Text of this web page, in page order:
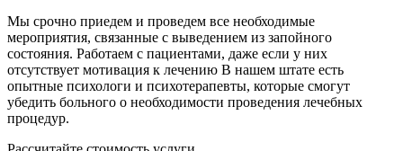
Мы срочно приедем и проведем все необходимые
мероприятия, связанные с выведением из запойного
состояния. Работаем с пациентами, даже если у них
отсутствует мотивация к лечению В нашем штате есть
опытные психологи и психотерапевты, которые смогут
убедить больного о необходимости проведения лечебных
процедур.